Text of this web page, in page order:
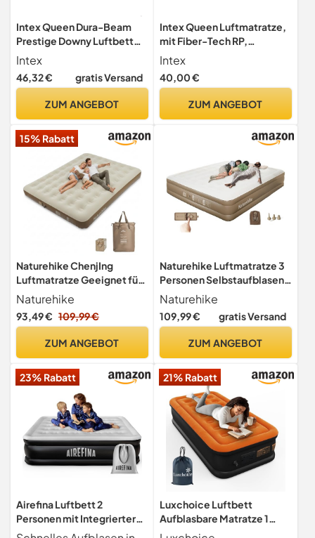
Intex Queen Dura-Beam
Prestige Downy Luftbett
mit Pumpe 64189NP
(Aufgeblasen 203 x 152 x
25cm)
Intex
46,32 € gratis Versand
ZUM ANGEBOT
Intex Queen Luftmatratze,
mit Fiber-Tech RP,
aufgeblasene Größe: 152
cm x 203 cm x 42 cm
(64124ND)
Intex
40,00 €
ZUM ANGEBOT
15% Rabatt
Naturehike ChenjIng
Luftmatratze Geeignet für
den Heimgebrauch und
Camping 213 * 182 * 25cm
(Extra groß-Braun-3
Naturehike
93,49 € 109,99 €
ZUM ANGEBOT
Naturehike Luftmatratze 3
Personen Selbstaufblasend
mit Akkupumpe -
Aufblasbares Gästebett
200x180x38cm für
Leicht, Bequem und
Naturehike
109,99 € gratis Versand
ZUM ANGEBOT
23% Rabatt
Airefina Luftbett 2
Personen mit Integrierter
Pumpe, Luftmatratze
21% Rabatt
Luxchoice Luftbett
Aufblasbare Matratze 1
Person mit Integrierte